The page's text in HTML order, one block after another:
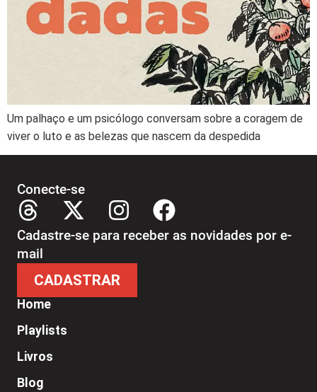
Um palhaço e um psicólogo conversam sobre a coragem de
viver o luto e as belezas que nascem da despedida
Home
Playlists
Livros
Blog
Conecte-se
Cadastre-se para receber as novidades por e-
mail
CADASTRAR